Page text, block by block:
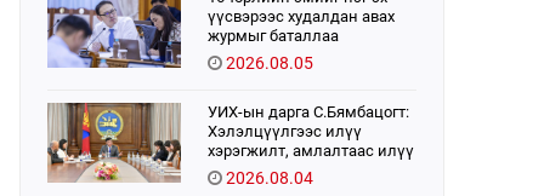
үүсвэрээс худалдан авах
журмыг баталлаа
2026.08.05
УИХ-ын дарга С.Бямбацогт:
Хэлэлцүүлгээс илүү
хэрэгжилт, амлалтаас илүү
бодит үр дүн чухал
2026.08.04